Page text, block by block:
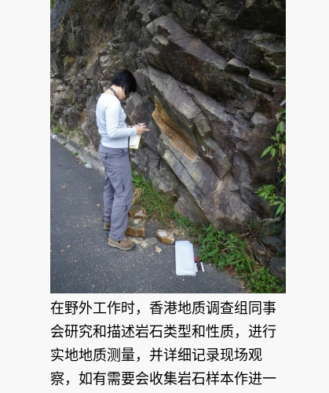
在野外工作时，香港地质调查组同事
会研究和描述岩石类型和性质，进行
实地地质测量，并详细记录现场观
察，如有需要会收集岩石样本作进一